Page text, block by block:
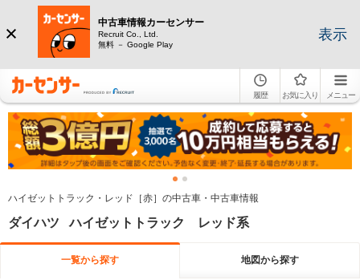
中古車情報カーセンサー
Recruit Co., Ltd.
無料 － Google Play
表示
履歴 お気に入り メニュー
ハイゼットトラック・レッド［赤］の中古車・中古車情報
ダイハツ ハイゼットトラック レッド系
一覧から探す 地図から探す